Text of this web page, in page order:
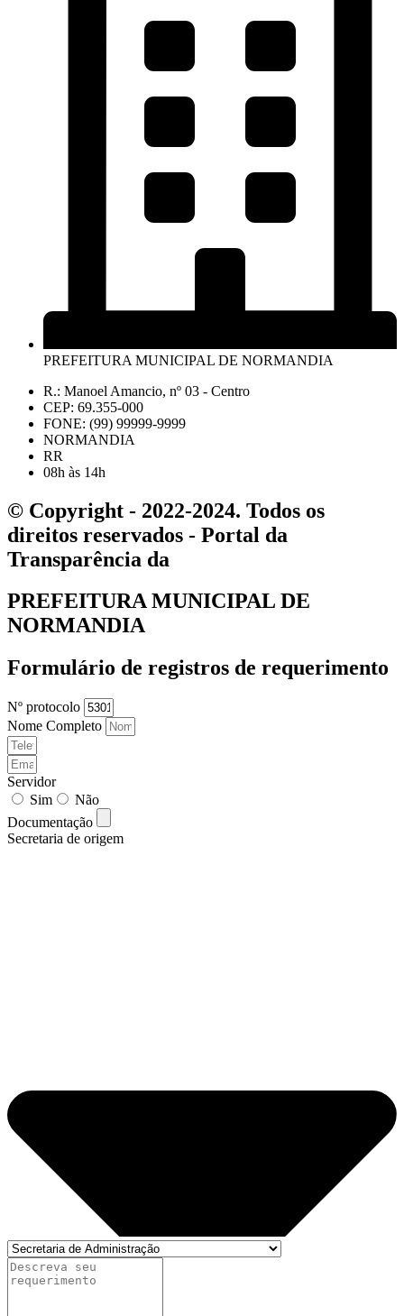
PREFEITURA MUNICIPAL DE NORMANDIA
R.: Manoel Amancio, nº 03 - Centro
CEP: 69.355-000
FONE: (99) 99999-9999
NORMANDIA
RR
08h às 14h
© Copyright - 2022-2024. Todos os
direitos reservados - Portal da
Transparência da
PREFEITURA MUNICIPAL DE
NORMANDIA
Formulário de registros de requerimento
Nº protocolo
Nome Completo
Servidor
Sim
Não
Documentação
Secretaria de origem